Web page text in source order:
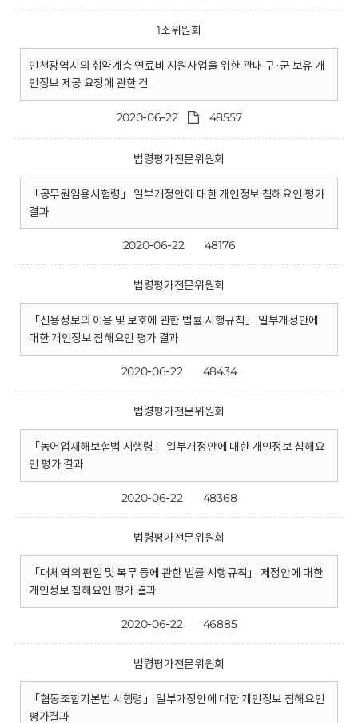
1소위원회
인천광역시의 취약계층 연료비 지원사업을 위한 관내 구·군 보유 개
인정보 제공 요청에 관한 건
2020-06-22 48557
법령평가전문위원회
「공무원임용시험령」 일부개정안에 대한 개인정보 침해요인 평가
결과
2020-06-22 48176
법령평가전문위원회
「신용정보의 이용 및 보호에 관한 법률 시행규칙」 일부개정안에
대한 개인정보 침해요인 평가 결과
2020-06-22 48434
법령평가전문위원회
「농어업재해보험법 시행령」 일부개정안에 대한 개인정보 침해요
인 평가 결과
2020-06-22 48368
법령평가전문위원회
「대체역의 편입 및 복무 등에 관한 법률 시행규칙」 제정안에 대한
개인정보 침해요인 평가 결과
2020-06-22 46885
법령평가전문위원회
「협동조합기본법 시행령」 일부개정안에 대한 개인정보 침해요인
평가결과